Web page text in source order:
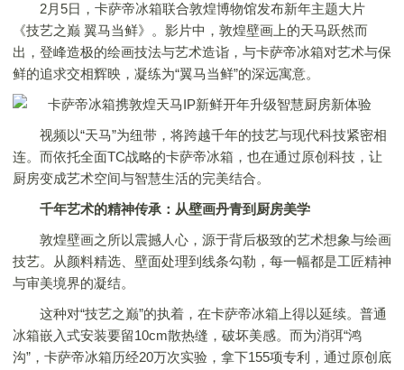
2月5日，卡萨帝冰箱联合敦煌博物馆发布新年主题大片
《技艺之巅 翼马当鲜》。影片中，敦煌壁画上的天马跃然而
出，登峰造极的绘画技法与艺术造诣，与卡萨帝冰箱对艺术与保
鲜的追求交相辉映，凝练为“翼马当鲜”的深远寓意。
视频以“天马”为纽带，将跨越千年的技艺与现代科技紧密相
连。而依托全面TC战略的卡萨帝冰箱，也在通过原创科技，让
厨房变成艺术空间与智慧生活的完美结合。
千年艺术的精神传承：从壁画丹青到厨房美学
敦煌壁画之所以震撼人心，源于背后极致的艺术想象与绘画
技艺。从颜料精选、壁面处理到线条勾勒，每一幅都是工匠精神
与审美境界的凝结。
这种对“技艺之巅”的执着，在卡萨帝冰箱上得以延续。普通
冰箱嵌入式安装要留10cm散热缝，破坏美感。而为消弭“鸿
沟”，卡萨帝冰箱历经20万次实验，拿下155项专利，通过原创底